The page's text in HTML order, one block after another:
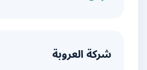
شركة العروبة